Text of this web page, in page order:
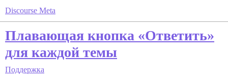
Discourse Meta
Плавающая кнопка «Ответить»
для каждой темы
Поддержка